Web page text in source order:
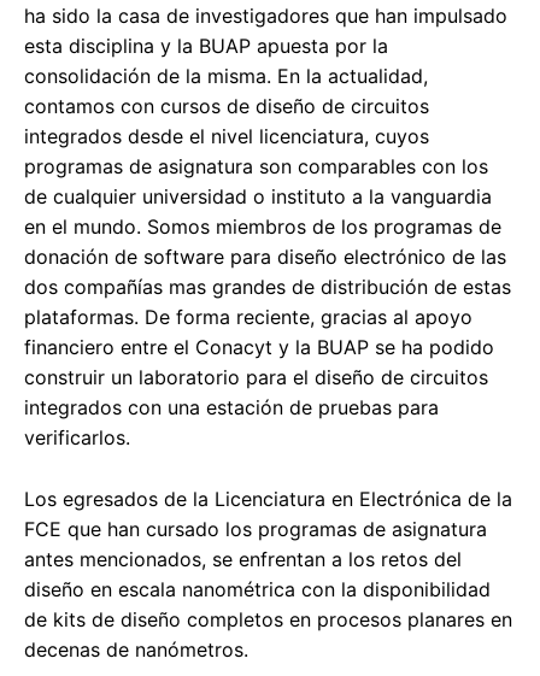
ha sido la casa de investigadores que han impulsado
esta disciplina y la BUAP apuesta por la
consolidación de la misma. En la actualidad,
contamos con cursos de diseño de circuitos
integrados desde el nivel licenciatura, cuyos
programas de asignatura son comparables con los
de cualquier universidad o instituto a la vanguardia
en el mundo. Somos miembros de los programas de
donación de software para diseño electrónico de las
dos compañías mas grandes de distribución de estas
plataformas. De forma reciente, gracias al apoyo
financiero entre el Conacyt y la BUAP se ha podido
construir un laboratorio para el diseño de circuitos
integrados con una estación de pruebas para
verificarlos.
Los egresados de la Licenciatura en Electrónica de la
FCE que han cursado los programas de asignatura
antes mencionados, se enfrentan a los retos del
diseño en escala nanométrica con la disponibilidad
de kits de diseño completos en procesos planares en
decenas de nanómetros.